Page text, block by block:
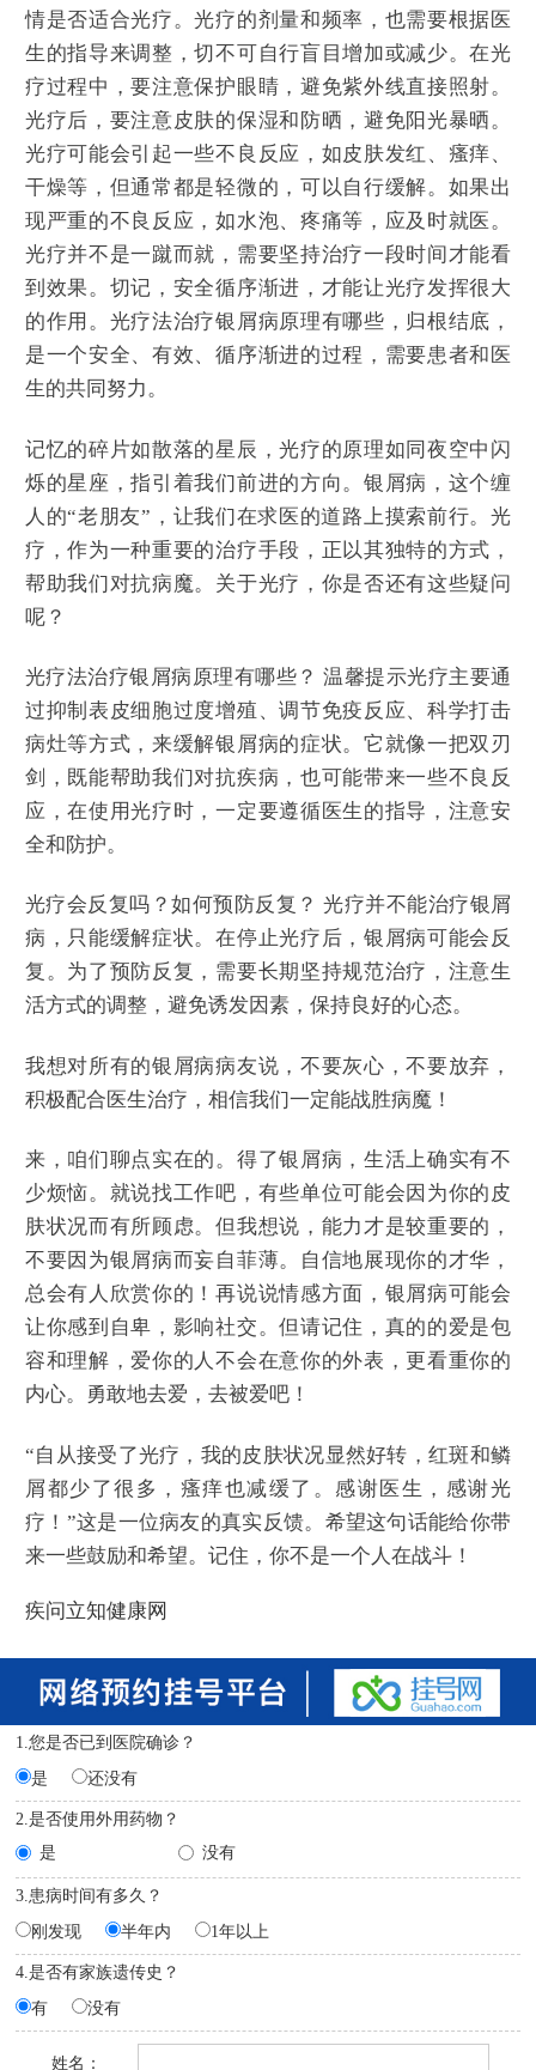
情是否适合光疗。光疗的剂量和频率，也需要根据医
生的指导来调整，切不可自行盲目增加或减少。在光
疗过程中，要注意保护眼睛，避免紫外线直接照射。
光疗后，要注意皮肤的保湿和防晒，避免阳光暴晒。
光疗可能会引起一些不良反应，如皮肤发红、瘙痒、
干燥等，但通常都是轻微的，可以自行缓解。如果出
现严重的不良反应，如水泡、疼痛等，应及时就医。
光疗并不是一蹴而就，需要坚持治疗一段时间才能看
到效果。切记，安全循序渐进，才能让光疗发挥很大
的作用。光疗法治疗银屑病原理有哪些，归根结底，
是一个安全、有效、循序渐进的过程，需要患者和医
生的共同努力。
记忆的碎片如散落的星辰，光疗的原理如同夜空中闪
烁的星座，指引着我们前进的方向。银屑病，这个缠
人的“老朋友”，让我们在求医的道路上摸索前行。光
疗，作为一种重要的治疗手段，正以其独特的方式，
帮助我们对抗病魔。关于光疗，你是否还有这些疑问
呢？
光疗法治疗银屑病原理有哪些？ 温馨提示光疗主要通
过抑制表皮细胞过度增殖、调节免疫反应、科学打击
病灶等方式，来缓解银屑病的症状。它就像一把双刃
剑，既能帮助我们对抗疾病，也可能带来一些不良反
应，在使用光疗时，一定要遵循医生的指导，注意安
全和防护。
光疗会反复吗？如何预防反复？ 光疗并不能治疗银屑
病，只能缓解症状。在停止光疗后，银屑病可能会反
复。为了预防反复，需要长期坚持规范治疗，注意生
活方式的调整，避免诱发因素，保持良好的心态。
我想对所有的银屑病病友说，不要灰心，不要放弃，
积极配合医生治疗，相信我们一定能战胜病魔！
来，咱们聊点实在的。得了银屑病，生活上确实有不
少烦恼。就说找工作吧，有些单位可能会因为你的皮
肤状况而有所顾虑。但我想说，能力才是较重要的，
不要因为银屑病而妄自菲薄。自信地展现你的才华，
总会有人欣赏你的！再说说情感方面，银屑病可能会
让你感到自卑，影响社交。但请记住，真的的爱是包
容和理解，爱你的人不会在意你的外表，更看重你的
内心。勇敢地去爱，去被爱吧！
“自从接受了光疗，我的皮肤状况显然好转，红斑和鳞
屑都少了很多，瘙痒也减缓了。感谢医生，感谢光
疗！”这是一位病友的真实反馈。希望这句话能给你带
来一些鼓励和希望。记住，你不是一个人在战斗！
疾问立知健康网
1.您是否已到医院确诊？
是
还没有
2.是否使用外用药物？
是
没有
3.患病时间有多久？
刚发现
半年内 1年以上
4.是否有家族遗传史？
有
没有
姓名：